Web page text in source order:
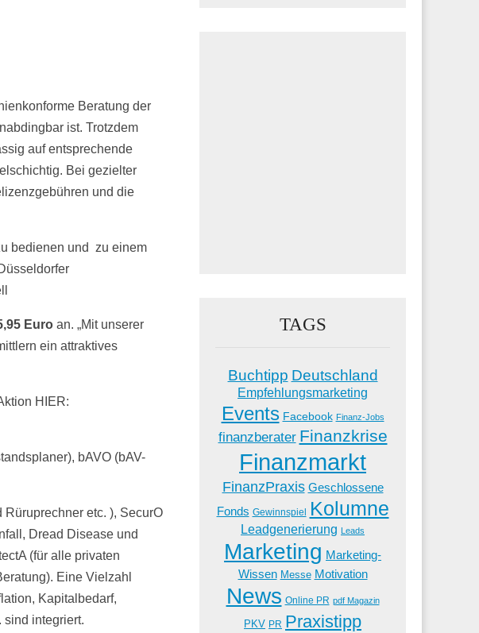
Beratung der
ist. Trotzdem
auf entsprechende
Bei gezielter
und die
bedienen und zu einem
Euro an. „Mit unserer
ein attraktives
HIER:
bAVO (bAV-
etc. ), SecurO
Dread Disease und
(für alle privaten
Eine Vielzahl
Kapitalbedarf,
sind integriert.
TAGS
Buchtipp Deutschland
Empfehlungsmarketing
Events Facebook Finanz-Jobs
finanzberater Finanzkrise
Finanzmarkt
FinanzPraxis Geschlossene
Fonds Gewinnspiel Kolumne
Leadgenerierung Leads
Marketing Marketing-
Wissen Messe Motivation
News Online PR pdf Magazin
PKV PR Praxistipp